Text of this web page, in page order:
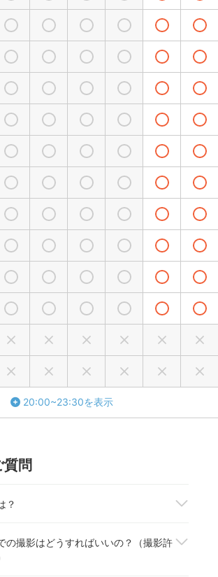
20:00~23:30を表示
質問
？
る」ボタンから撮影を申込みましょ
ら撮影契約成立のメールが届いた
の撮影はどうすればいいの？（撮影許